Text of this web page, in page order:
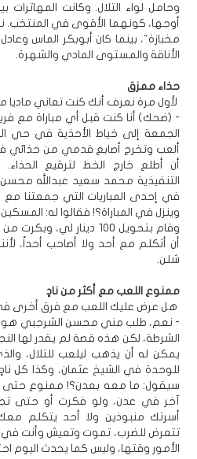
وحامل لواء التلال. وكانت
أوجها، كونهما الأقوى في المنتخب.
مخبازة"، بينما كان أبوبكر الماس
الأناقة والمستوى المادي والشهرة.
حذاء ممزق
لأول مرة نعرف أنك كنت تعاني ماديا
- (ضحك) أنا كنت قبل أي مباراة مع
الجمعة إلى خياط الأحذية في حي
ألعب وتخرج أصابع قدمي من حذائي
أن أطلع خارج الخط لترقيع
التنفيذية محمد سعيد عبدالله محسن
في إحدى المباريات التي جمعتنا مع
وينزل في المباراة؟! فقالوا له:
وقام بتحويل 100 دينار
شلن.
ممنوع اللعب مع أكثر من نادٍ
هل عرض عليك اللعب مع فرق أخرى
- نعم، طلب مني محسن الشرجبي هو
الشرطة، لكن هذه قصة لم يقدر لها
يمكن له أن يذهب ليلعب للتلال،
للوحدة في الشيخ عثمان، وكذا كل
سيقول: ما معه بعدن؟! ممنوع حتى
آخر في عدن، ولو فكرت أو حتى
أسرتك منبوذين ولا أحد يتكلم
تتعرض للضرب، تموت وتعيش وأنت في
الأمور وقتها، وليس كما يحدث اليوم